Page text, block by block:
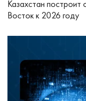
Казахстан построит
Восток к 2026 году